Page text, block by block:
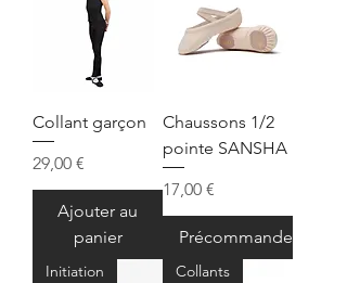
Collant garçon
Prix
29,00 €
Ajouter au
panier
Chaussons 1/2
pointe SANSHA
Prix
17,00 €
Précommander
Initiation Collants